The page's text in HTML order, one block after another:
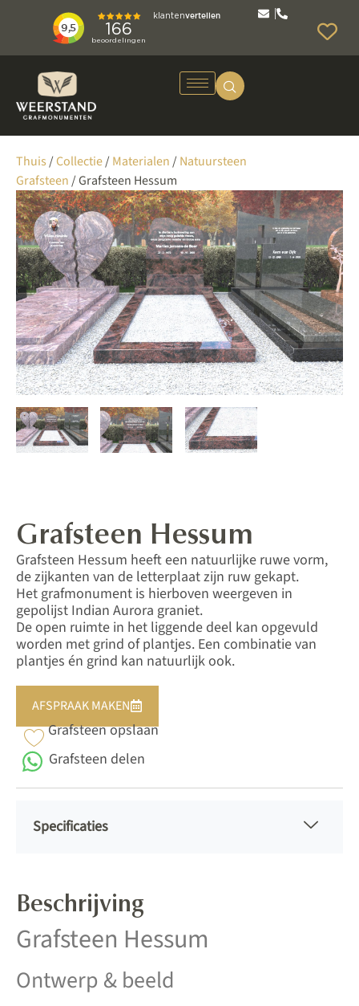
Thuis/Collectie/Materialen/Natuursteen
Grafsteen/ Grafsteen Hessum
Grafsteen Hessum
Grafsteen Hessum heeft een natuurlijke ruwe vorm,
de zijkanten van de letterplaat zijn ruw gekapt.
Het grafmonument is hierboven weergeven in
gepolijst Indian Aurora graniet.
De open ruimte in het liggende deel kan opgevuld
worden met grind of plantjes. Een combinatie van
plantjes én grind kan natuurlijk ook.
AFSPRAAK MAKEN
Grafsteen opslaan
Grafsteen delen
Specificaties
Beschrijving
Grafsteen Hessum
Ontwerp & beeld